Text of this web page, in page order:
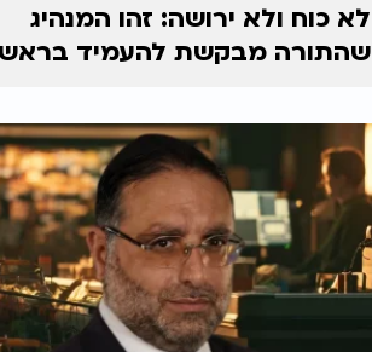
לא כוח ולא ירושה: זהו המנהיג
שהתורה מבקשת להעמיד